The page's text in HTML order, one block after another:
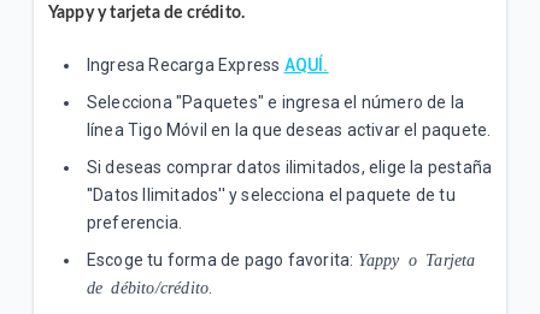
Yappy y tarjeta de crédito.
Ingresa Recarga Express AQUÍ.
Selecciona "Paquetes" e ingresa el número de la
línea Tigo Móvil en la que deseas activar el paquete.
Si deseas comprar datos ilimitados, elige la pestaña
''Datos Ilimitados'' y selecciona el paquete de tu
preferencia.
Escoge tu forma de pago favorita: Yappy o Tarjeta
de débito/crédito